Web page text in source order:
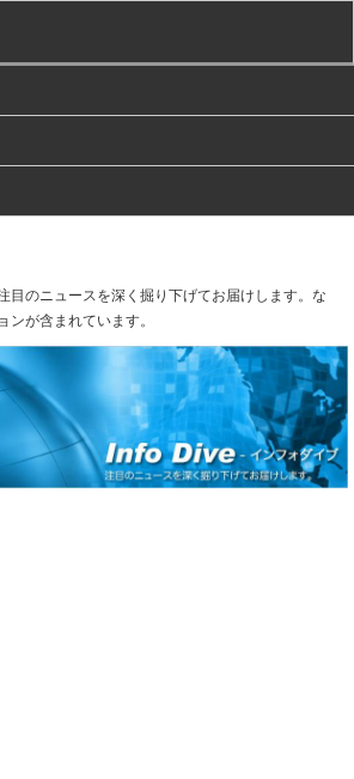
目のニュースを深く掘り下げてお届けします。な
ンが含まれています。